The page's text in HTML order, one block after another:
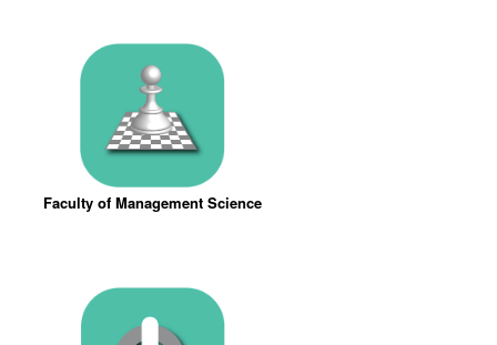
Faculty of Management Science